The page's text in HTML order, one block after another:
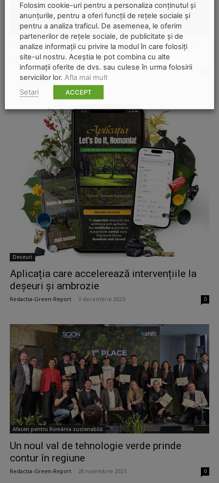
Autoritati
Polonia închide fermele de blănuri și rupe
un lanț global al cruzimii
Redactia-Green-Report 4 decembrie 2025
Deseuri
Aplicația care accelerează intervențiile la
deșeuri și ambrozie
Redactia-Green-Report 3 decembrie 2025 0
Afaceri pentru România sustenabilă
Un noul val de tehnologie verde prinde
contur în regiune
Redactia-Green-Report 28 noiembrie 2025 0
Folosim cookie-uri pentru a personaliza conținutul și
anunțurile, pentru a oferi funcții de rețele sociale și
pentru a analiza traficul. De asemenea, le oferim
partenerilor de rețele sociale, de publicitate și de
analize informații cu privire la modul în care folosiți
site-ul nostru. Aceștia le pot combina cu alte
informații oferite de dvs. sau culese în urma folosirii
serviciilor lor. Afla mai mult
Setari
ACCEPT